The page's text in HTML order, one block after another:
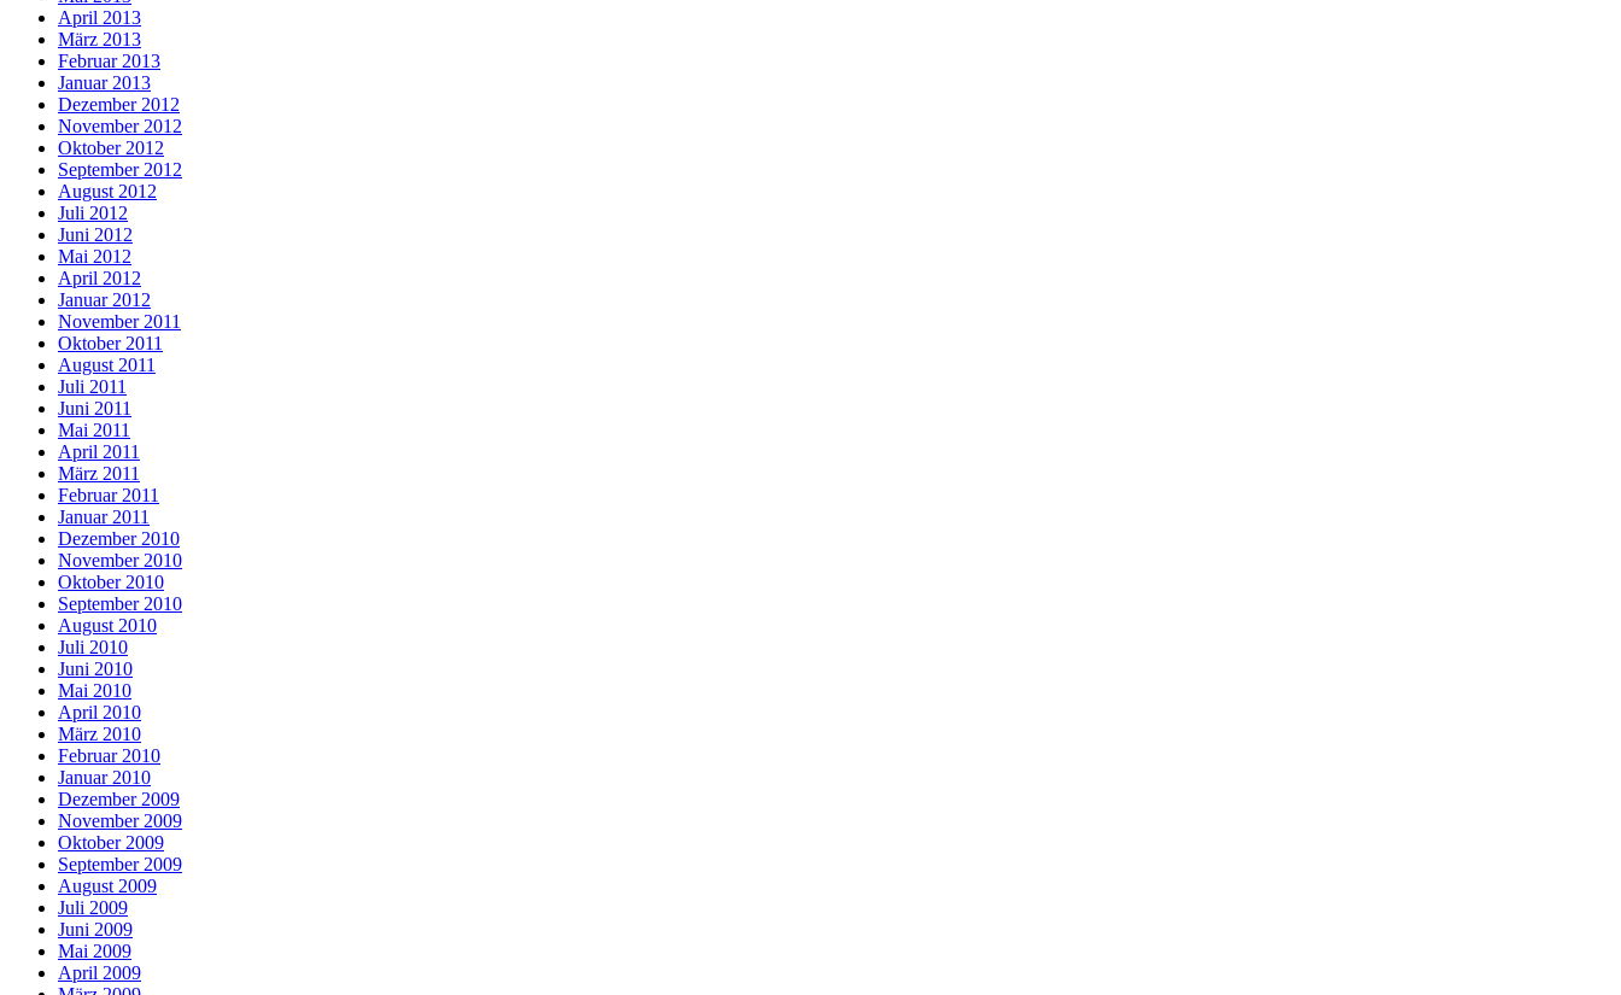
April 2013
März 2013
Februar 2013
Januar 2013
Dezember 2012
November 2012
Oktober 2012
September 2012
August 2012
Juli 2012
Juni 2012
Mai 2012
April 2012
Januar 2012
November 2011
Oktober 2011
August 2011
Juli 2011
Juni 2011
Mai 2011
April 2011
März 2011
Februar 2011
Januar 2011
Dezember 2010
November 2010
Oktober 2010
September 2010
August 2010
Juli 2010
Juni 2010
Mai 2010
April 2010
März 2010
Februar 2010
Januar 2010
Dezember 2009
November 2009
Oktober 2009
September 2009
August 2009
Juli 2009
Juni 2009
Mai 2009
April 2009